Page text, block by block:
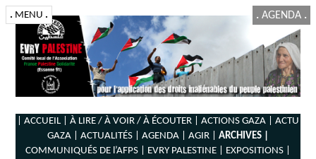
. MENU . . AGENDA .
| ACCUEIL | À LIRE / À VOIR / À ÉCOUTER | ACTIONS GAZA |
ACTU
GAZA |
ACTUALITÉS | AGENDA | AGIR |
ARCHIVES |
COMMUNIQUÉS DE l’AFPS |
EVRY PALESTINE |
EXPOSITIONS |